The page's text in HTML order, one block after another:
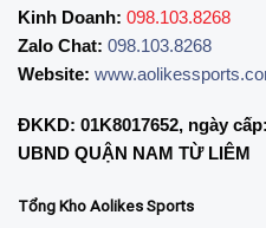
Kinh Doanh: 098.103.8268
Zalo Chat: 098.103.8268
Website:
ĐKKD: 01K8017652, ngày
UBND QUẬN NAM TỪ LIÊM
Tổng Kho Aolikes Sports